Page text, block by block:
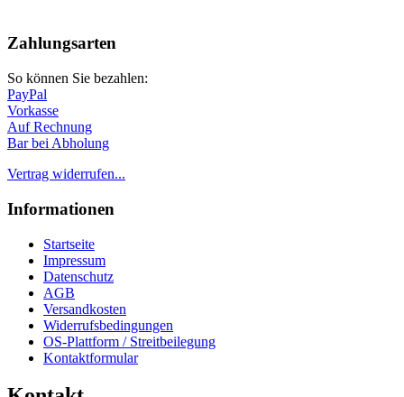
oben
Zahlungsarten
So können Sie bezahlen:
PayPal
Vorkasse
Auf Rechnung
Bar bei Abholung
Vertrag widerrufen...
Informationen
Startseite
Impressum
Datenschutz
AGB
Versandkosten
Widerrufsbedingungen
OS-Plattform / Streitbeilegung
Kontaktformular